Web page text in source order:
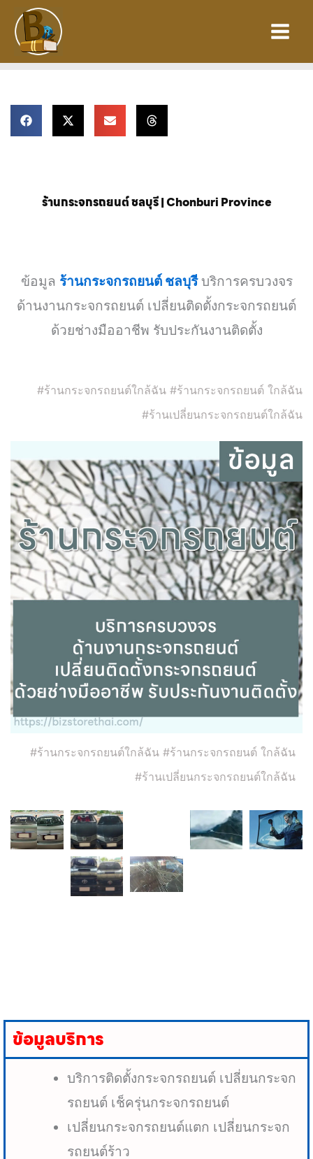
content
ร้านกระจกรถยนต์ ชลบุรี | Chonburi Province
ข้อมูล ร้านกระจกรถยนต์ ชลบุรีบริการครบวงจร
ด้านงานกระจกรถยนต์ เปลี่ยนติดตั้งกระจกรถยนต์
ด้วยช่างมืออาชีพ รับประกันงานติดตั้ง
#ร้านกระจกรถยนต์ใกล้ฉัน #ร้านกระจกรถยนต์ ใกล้ฉัน
#ร้านเปลี่ยนกระจกรถยนต์ใกล้ฉัน
#ร้านกระจกรถยนต์ใกล้ฉัน #ร้านกระจกรถยนต์ ใกล้ฉัน
#ร้านเปลี่ยนกระจกรถยนต์ใกล้ฉัน
ข้อมูลบริการ
บริการติดตั้งกระจกรถยนต์ เปลี่ยนกระจก
รถยนต์ เช็ครุ่นกระจกรถยนต์
เปลี่ยนกระจกรถยนต์แตก เปลี่ยนกระจก
รถยนต์ร้าว